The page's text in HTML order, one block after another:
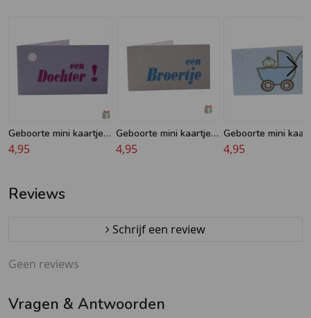
Geboorte mini kaartje -
Een Dochter -
4,95
Geboorte mini kaartje -
Een Broertje
4,95
Geboorte mini
Baby in wagen -
4,95
Reviews
Schrijf een review
Geen reviews
Vragen & Antwoorden